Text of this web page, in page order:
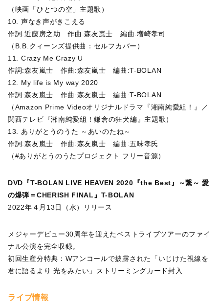
（映画「ひとつの空」主題歌）
10. 声なき声がきこえる
作詞:近藤房之助 作曲:森友嵐士 編曲:増崎孝司
（B.B.クィーンズ提供曲：セルフカバー）
11. Crazy Me Crazy U
作詞:森友嵐士 作曲:森友嵐士 編曲:T-BOLAN
12. My life is My way 2020
作詞:森友嵐士 作曲:森友嵐士 編曲:T-BOLAN
（Amazon Prime Videoオリジナルドラマ『湘南純愛組！』／
関西テレビ『湘南純愛組！鎌倉の狂犬編』主題歌）
13. ありがとうのうた ～あいのたね～
作詞:森友嵐士 作曲:森友嵐士 編曲:五味孝氏
（#ありがとうのうたプロジェクト フリー音源）
DVD『T-BOLAN LIVE HEAVEN 2020『the Best』～繋～ 愛
の爆弾＝CHERISH FINAL』T-BOLAN
2022年４月13日（水）リリース
メジャーデビュー30周年を迎えたベストライブツアーのファイ
ナル公演を完全収録。
初回生産分特典：Wアンコールで披露された「いじけた視線を
君に語るより 光をみたい」ストリーミングカード封入
ライブ情報